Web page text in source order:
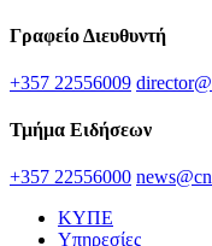
Γραφείο Διευθυντή
+357 22556009
Τμήμα Ειδήσεων
+357 22556000
ΚΥΠΕ
Υπηρεσίες